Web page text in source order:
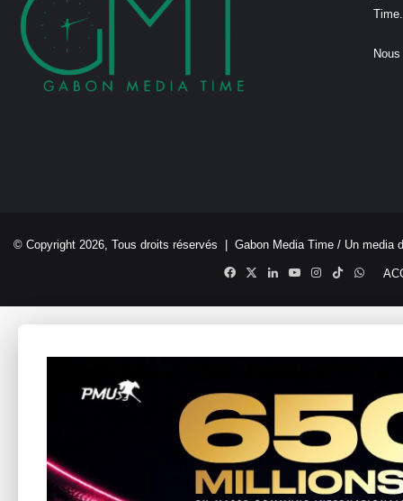
Time.
© Copyright 2026, Tous droits réservés | Gabon Media Time / Un media
Facebook
X LinkedinYouTubeInstagram
TikTok